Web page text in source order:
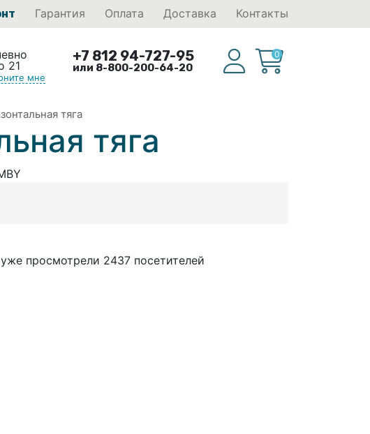
Гарантия Оплата Доставка Контакты
21
мне
+7 812 94-727-95
или 8-800-200-64-20
0
тяга
тяга
просмотрели 2437 посетителей